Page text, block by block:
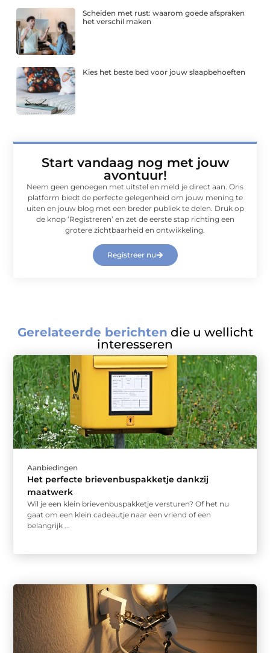
Scheiden met rust: waarom goede afspraken
het verschil maken
Kies het beste bed voor jouw slaapbehoeften
Start vandaag nog met jouw
avontuur!
Neem geen genoegen met uitstel en meld je direct aan. Ons
platform biedt de perfecte gelegenheid om jouw mening te
uiten en jouw blog met een breder publiek te delen. Druk op
de knop ‘Registreren’ en zet de eerste stap richting een
grotere zichtbaarheid en ontwikkeling.
Registreer nu
Gerelateerde berichten die u wellicht
interesseren
Aanbiedingen
Het perfecte brievenbuspakketje dankzij
maatwerk
Wil je een klein brievenbuspakketje versturen? Of het nu
gaat om een klein cadeautje naar een vriend of een
belangrijk ...